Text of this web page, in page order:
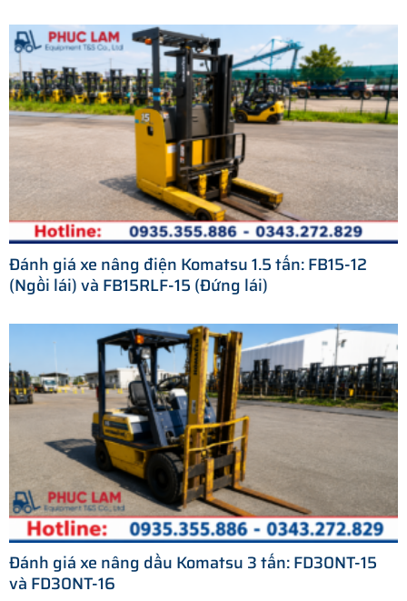
Đánh giá xe nâng điện Komatsu 1.5 tấn: FB15-12
(Ngồi lái) và FB15RLF-15 (Đứng lái)
Đánh giá xe nâng dầu Komatsu 3 tấn: FD30NT-15
và FD30NT-16